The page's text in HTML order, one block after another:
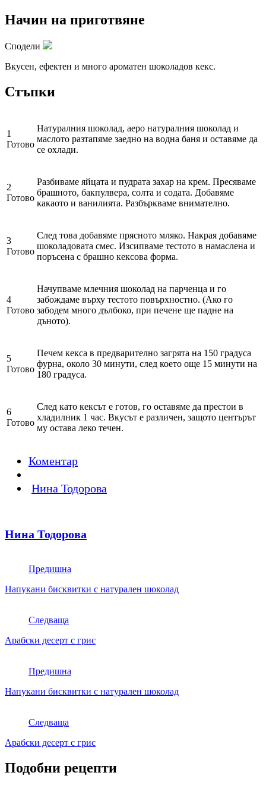
Начин на приготвяне
Сподели
Вкусен, ефектен и много ароматен шоколадов кекс.
Стъпки
1
Готово
Натуралния шоколад, аеро натуралния шоколад и
маслото разтапяме заедно на водна баня и оставяме да
се охлади.
2
Готово
Разбиваме яйцата и пудрата захар на крем. Пресяваме
брашното, бакпулвера, солта и содата. Добавяме
какаото и ванилията. Разбъркваме внимателно.
3
Готово
След това добавяме прясното мляко. Накрая добавяме
шоколадовата смес. Изсипваме тестото в намаслена и
поръсена с брашно кексова форма.
4
Готово
Начупваме млечния шоколад на парченца и го
забождаме върху тестото повърхностно. (Ако го
забодем много дълбоко, при печене ще падне на
дъното).
5
Готово
Печем кекса в предварително загрята на 150 градуса
фурна, около 30 минути, след което още 15 минути на
180 градуса.
6
Готово
След като кексът е готов, го оставяме да престои в
хладилник 1 час. Вкусът е различен, защото центърът
му остава леко течен.
Коментар
Нина Тодорова
Нина Тодорова
Предишна
Напукани бисквитки с натурален шоколад
Следваща
Арабски десерт с грис
Предишна
Напукани бисквитки с натурален шоколад
Следваща
Арабски десерт с грис
Подобни рецепти